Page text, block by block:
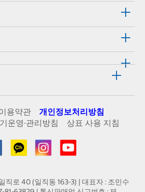
용약관
개인정보처리방침
운영·관리방침
상표 사용 지침
직로 40 (일직동 163-3) | 대표자 : 조민수